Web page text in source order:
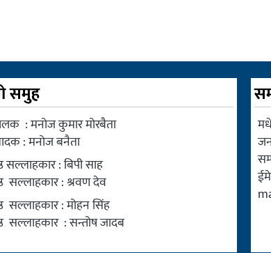
समुह
: मनोज कुमार मोरबैता
: मनोज बनैता
सल्लाहकार : बिपी साह
सल्लाहकार : श्रवण देव
सल्लाहकार : मोहन सिंह
सल्लाहकार : सन्तोष जादब